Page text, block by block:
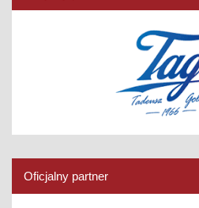
Oficjalny partner